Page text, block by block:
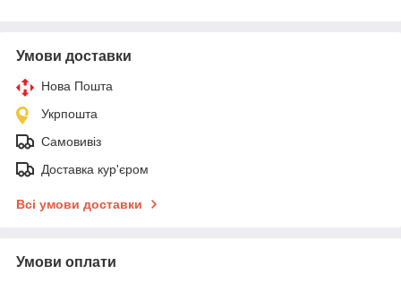
Умови доставки
Нова Пошта
Укрпошта
Самовивіз
Доставка кур'єром
Всі умови доставки
Умови оплати